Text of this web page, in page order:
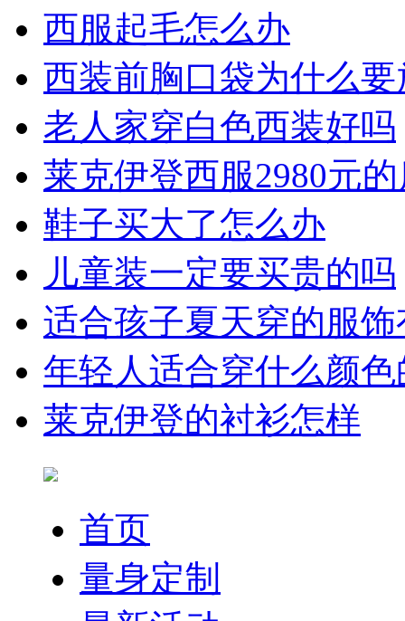
西服起毛怎么办
西装前胸口袋为什么
老人家穿白色西装好吗
莱克伊登西服2980元
鞋子买大了怎么办
儿童装一定要买贵的吗
适合孩子夏天穿的服
年轻人适合穿什么颜
莱克伊登的衬衫怎样
首页
量身定制